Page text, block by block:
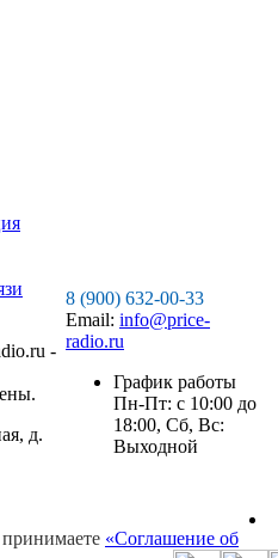
-
д.
8 (900) 632-00-33
Email: info@price-
radio.ru
График работы
Пн-Пт: c 10:00 до
18:00, Сб, Вс:
Выходной
«Соглашение об